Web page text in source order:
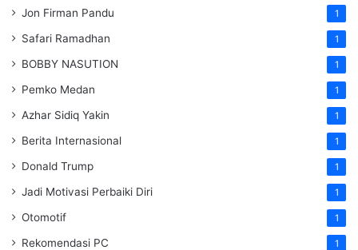
Jon Firman Pandu 1
Safari Ramadhan 1
BOBBY NASUTION 1
Pemko Medan 1
Azhar Sidiq Yakin 1
Berita Internasional 1
Donald Trump 1
Jadi Motivasi Perbaiki Diri 1
Otomotif 1
Rekomendasi PC 1